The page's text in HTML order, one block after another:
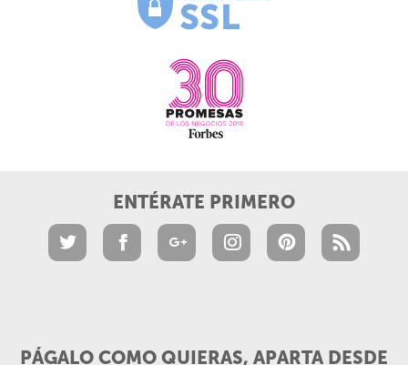
ENTÉRATE PRIMERO
PÁGALO COMO QUIERAS, APARTA DESDE